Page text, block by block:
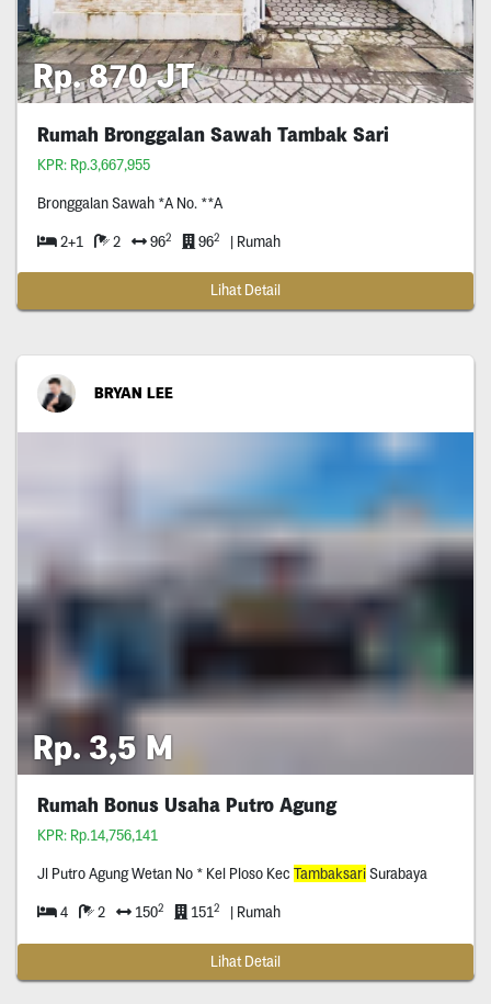
Rp. 870 JT
Rumah Bronggalan Sawah Tambak Sari
KPR: Rp.3,667,955
Bronggalan Sawah *A No. **A
2+1 2 962 962 | Rumah
Lihat Detail
BRYAN LEE
Rp. 3,5 M
Rumah Bonus Usaha Putro Agung
KPR: Rp.14,756,141
Jl Putro Agung Wetan No * Kel Ploso Kec TambaksariSurabaya
4 2 1502 1512 | Rumah
Lihat Detail